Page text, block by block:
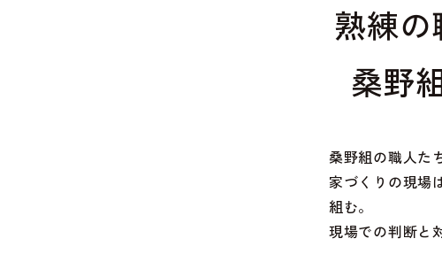
熟練
桑野
桑野組の職人た
家づくりの現場
組む。
現場での判断と